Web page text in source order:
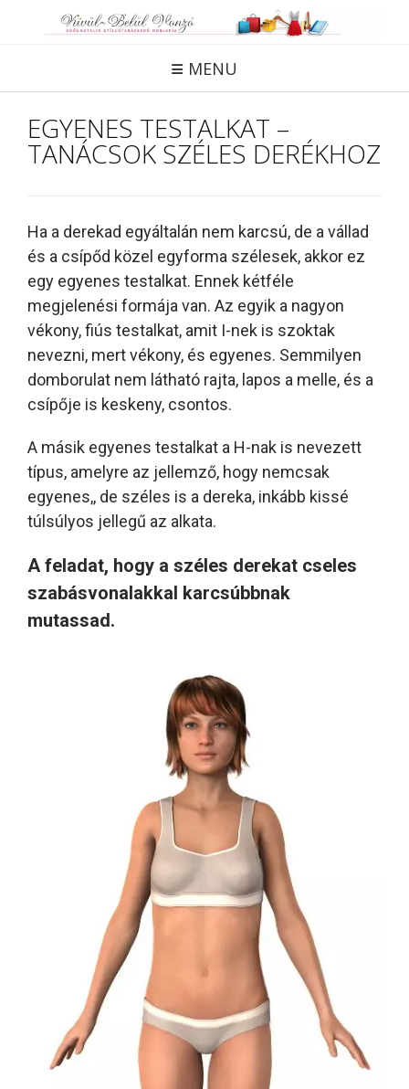
MENU
EGYENES TESTALKAT –
TANÁCSOK SZÉLES DERÉKHOZ
Ha a derekad egyáltalán nem karcsú, de a vállad
és a csípőd közel egyforma szélesek, akkor ez
egy egyenes testalkat. Ennek kétféle
megjelenési formája van. Az egyik a nagyon
vékony, fiús testalkat, amit I-nek is szoktak
nevezni, mert vékony, és egyenes. Semmilyen
domborulat nem látható rajta, lapos a melle, és a
csípője is keskeny, csontos.
A másik egyenes testalkat a H-nak is nevezett
típus, amelyre az jellemző, hogy nemcsak
egyenes,, de széles is a dereka, inkább kissé
túlsúlyos jellegű az alkata.
A feladat, hogy a széles derekat cseles
szabásvonalakkal karcsúbbnak
mutassad.